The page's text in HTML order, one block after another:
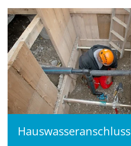
Hauswasseranschluss